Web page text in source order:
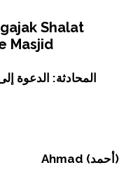
Shalat
Masjid
المحادثة: الدعوة
Ahmad (أحمد)